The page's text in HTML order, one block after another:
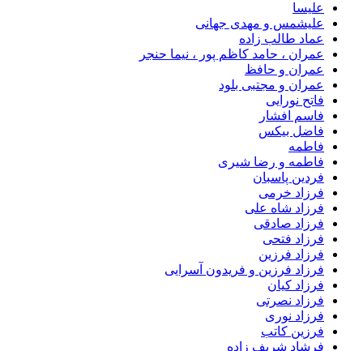
علیسا
علیشمس و مهدی جهانی
عماد طالب زاده
عمران ، حامد کاظم پور ، نیما حنجر
عمران و حافظ
عمران و مجتبی بلود
فاتح نورایی
فاسم افشار
فاضل بیکس
فاطمه
فاطمه و رضا شیری
فردین پاسبان
فرزاد خرمی
فرزاد شاه علی
فرزاد صادقى
فرزاد فتحی
فرزاد فرزین
فرزاد فرزین و فریدون آسرایی
فرزاد کیان
فرزاد نصرتی
فرزاد نوری
فرزین کاتب
فرشاد شریف زاده